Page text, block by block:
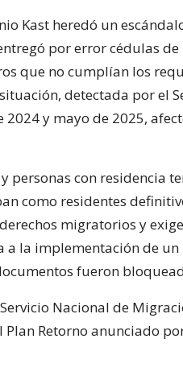
Kast heredó un
por error cédulas
que no cumplían los
detectada por el
y mayo de 2025,
personas con residencia
como residentes
migratorios y
a la implementación de un
fueron
Nacional de
Retorno anunciado